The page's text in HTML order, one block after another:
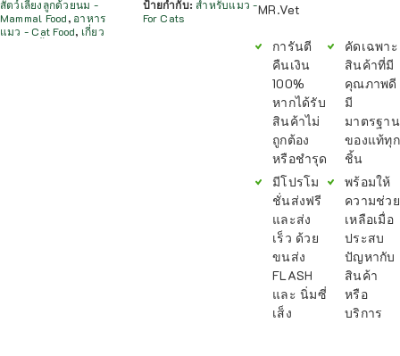
สัตว์เลี้ยงลูกด้วยนม -
Mammal Food, อาหาร
แมว - Cat Food, เกี่ยว
ป้ายกำกับ:สำหรับแมว -
For Cats
MR.Vet
การันตี
คืนเงิน
100%
หากได้รับ
สินค้าไม่
ถูกต้อง
หรือชำรุด
มีโปรโม
ชั่นส่งฟรี
และส่ง
เร็ว ด้วย
ขนส่ง
FLASH
และ นิ่มซี่
เส็ง
คัดเฉพาะ
สินค้าที่มี
คุณภาพดี
มี
มาตรฐาน
ของแท้ทุก
ชิ้น
พร้อมให้
ความช่วย
เหลือเมื่อ
ประสบ
ปัญหากับ
สินค้า
หรือ
บริการ